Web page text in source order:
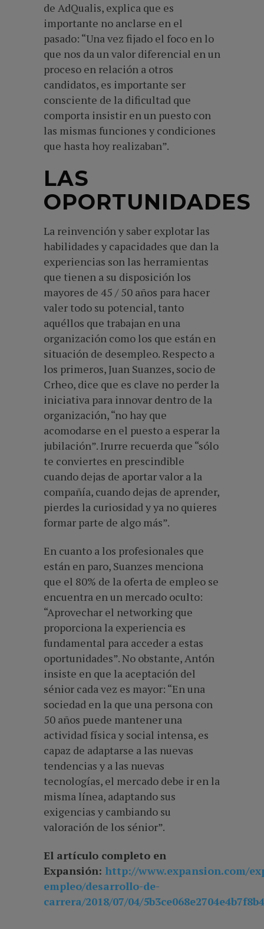
de AdQualis, explica que es
importante no anclarse en el
pasado: “Una vez fijado el foco en lo
que nos da un valor diferencial en un
proceso en relación a otros
candidatos, es importante ser
consciente de la dificultad que
comporta insistir en un puesto con
las mismas funciones y condiciones
que hasta hoy realizaban”.
LAS
OPORTUNIDADES
La reinvención y saber explotar las
habilidades y capacidades que dan la
experiencias son las herramientas
que tienen a su disposición los
mayores de 45 / 50 años para hacer
valer todo su potencial, tanto
aquéllos que trabajan en una
organización como los que están en
situación de desempleo. Respecto a
los primeros, Juan Suanzes, socio de
Crheo, dice que es clave no perder la
iniciativa para innovar dentro de la
organización, “no hay que
acomodarse en el puesto a esperar la
jubilación”. Irurre recuerda que “sólo
te conviertes en prescindible
cuando dejas de aportar valor a la
compañía, cuando dejas de aprender,
pierdes la curiosidad y ya no quieres
formar parte de algo más”.
En cuanto a los profesionales que
están en paro, Suanzes menciona
que el 80% de la oferta de empleo se
encuentra en un mercado oculto:
“Aprovechar el networking que
proporciona la experiencia es
fundamental para acceder a estas
oportunidades”. No obstante, Antón
insiste en que la aceptación del
sénior cada vez es mayor: “En una
sociedad en la que una persona con
50 años puede mantener una
actividad física y social intensa, es
capaz de adaptarse a las nuevas
tendencias y a las nuevas
tecnologías, el mercado debe ir en la
misma línea, adaptando sus
exigencias y cambiando su
valoración de los sénior”.
El artículo completo en
Expansión: http://www.expansion.com/
empleo/desarrollo-de-
carrera/2018/07/04/